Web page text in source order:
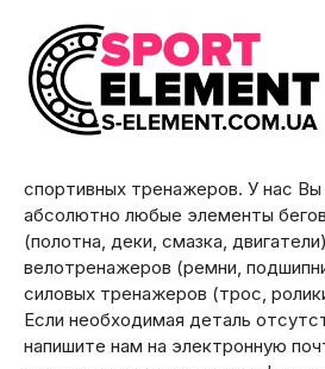
спортивных тренажеров. У нас
абсолютно любые элементы
(полотна, деки, смазка,
велотренажеров (ремни,
силовых тренажеров (трос,
Если необходимая деталь
напишите нам на электронную